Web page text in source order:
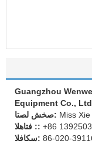
Guangzhou
Equipment Co., Ltd
اتصل شخص: Miss Xie
الهاتف :: +86
الفاكس: 86-020-